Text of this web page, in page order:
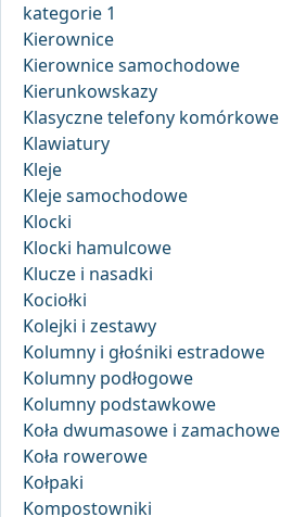
kategorie 1
Kierownice
Kierownice samochodowe
Kierunkowskazy
Klasyczne telefony komórkowe
Klawiatury
Kleje
Kleje samochodowe
Klocki
Klocki hamulcowe
Klucze i nasadki
Kociołki
Kolejki i zestawy
Kolumny i głośniki estradowe
Kolumny podłogowe
Kolumny podstawkowe
Koła dwumasowe i zamachowe
Koła rowerowe
Kołpaki
Kompostowniki